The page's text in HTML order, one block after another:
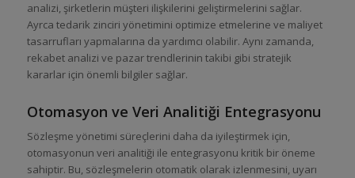
analizi, şirketlerin müşteri ilişkilerini geliştirmelerini sağlar.
Ayrca tedarik zinciri yönetimini optimize etmelerine ve maliyet
tasarrufları yapmalarına da yardımcı olabilir. Aynı zamanda,
rekabet analizi ve pazar trendlerinin takibi gibi stratejik
kararlar için önemli bilgiler sağlar.
Otomasyon ve Veri Analitiği Entegrasyonu
Sözleşme yönetimi süreçlerini daha da iyileştirmek için,
otomasyonun veri analitiği ile entegrasyonu kritik bir öneme
sahiptir. Bu, sözleşmelerin otomatik olarak izlenmesini, uyarı